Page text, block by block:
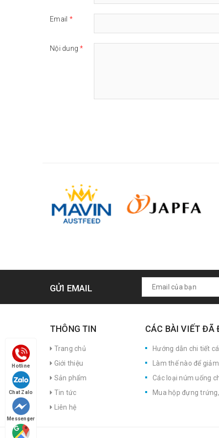
Email *
Nội dung*
GỬI EMAIL
THÔNG TIN
Trang chủ
Giới thiệu
Sản phẩm
Tin tức
Liên hệ
CÁC BÀI VIẾT ĐÃ
Hướng dẫn chi tiết
Làm thế nào để
Các loại núm uống
Mua hộp đựng
Hotline
Chat Zalo
Messenger